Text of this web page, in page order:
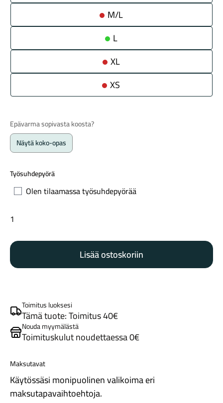
Maastosähköpyörät
Kaupunkisähköpyörät
Tarvikkeet
Renkaat
M/L
L
XL
XS
Epävarma sopivasta koosta?
Näytä koko-opas
Työsuhdepyörä
Olen tilaamassa työsuhdepyörää
Trek
SL
Gen
prismatic
määrä
Lisää ostoskoriin
Toimitus luoksesi
Tämä tuote: Toimitus 40€
Nouda myymälästä
Toimituskulut noudettaessa 0€
Maksutavat
Käytössäsi monipuolinen valikoima eri
maksutapavaihtoehtoja.